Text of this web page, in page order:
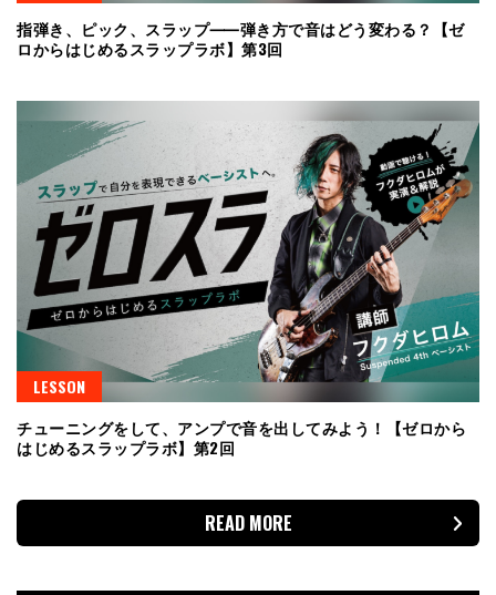
指弾き、ピック、スラップ⸺弾き方で音はどう変わる？【ゼ
ロからはじめるスラップラボ】第3回
LESSON
チューニングをして、アンプで音を出してみよう！【ゼロから
はじめるスラップラボ】第2回
READ MORE